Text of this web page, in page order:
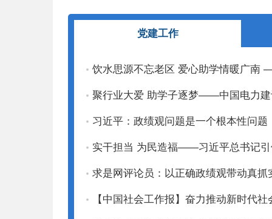
党建工作
饮水思源不忘老区 爱心助学情暖广南
聚行业大爱 助学子逐梦——中国电力
习近平：政绩观问题是一个根本性问题
实干担当 为民造福——习近平总书记
求是网评论员：以正确政绩观带动真抓
【中国社会工作报】奋力推动新时代